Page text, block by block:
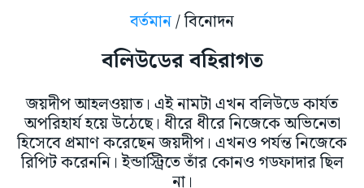
বর্তমান/ বিনোদন
বলিউডের বহিরাগত
জয়দীপ আহলওয়াত। এই নামটা এখন বলিউডে কার্যত
অপরিহার্য হয়ে উঠেছে। ধীরে ধীরে নিজেকে অভিনেতা
হিসেবে প্রমাণ করেছেন জয়দীপ। এখনও পর্যন্ত নিজেকে
রিপিট করেননি। ইন্ডাস্ট্রিতে তাঁর কোনও গডফাদার ছিল
না।